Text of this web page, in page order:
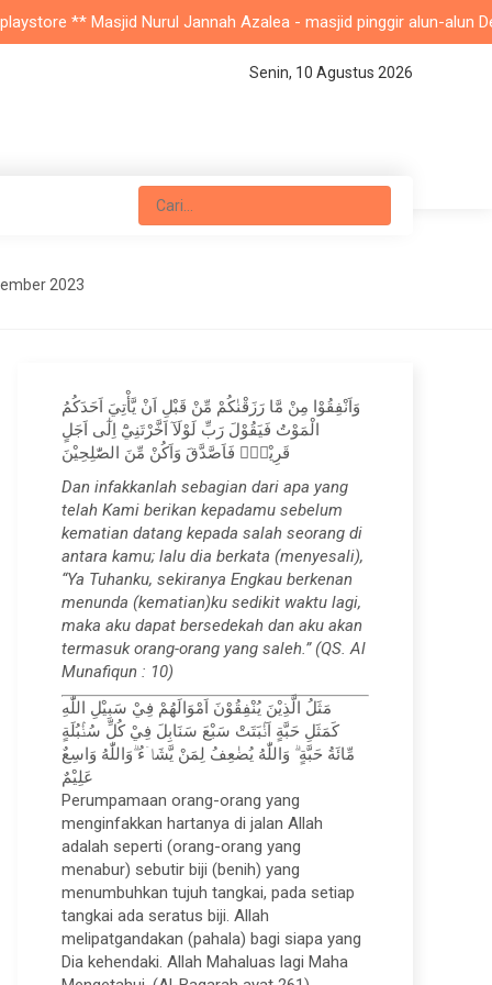
** Masjid Nurul Jannah Azalea - masjid pinggir alun-alun Depok
Senin, 10 Agustus 2026
2023
وَاَنْفِقُوْا مِنْ مَّا رَزَقْنٰكُمْ مِّنْ قَبْلِ اَنْ يَّأْتِيَ اَحَدَكُمُ
الْمَوْتُ فَيَقُوْلَ رَبِّ لَوْلَآ اَخَّرْتَنِيْٓ اِلٰٓى اَجَلٍ
قَرِيْبٍۚ فَاَصَّدَّقَ وَاَكُنْ مِّنَ الصّٰلِحِيْنَ
Dan infakkanlah sebagian dari apa yang
telah Kami berikan kepadamu sebelum
kematian datang kepada salah seorang di
antara kamu; lalu dia berkata (menyesali),
“Ya Tuhanku, sekiranya Engkau berkenan
menunda (kematian)ku sedikit waktu lagi,
maka aku dapat bersedekah dan aku akan
termasuk orang-orang yang saleh.” (QS. Al
Munafiqun : 10)
مَثَلُ الَّذِيْنَ يُنْفِقُوْنَ اَمْوَالَهُمْ فِيْ سَبِيْلِ اللّٰهِ
كَمَثَلِ حَبَّةٍ اَنْۢبَتَتْ سَبْعَ سَنَابِلَ فِيْ كُلِّ سُنْۢبُلَةٍ
مِّائَةُ حَبَّةٍ ۗ وَاللّٰهُ يُضٰعِفُ لِمَنْ يَّشَاۤءُ ۗوَاللّٰهُ وَاسِعٌ
عَلِيْمٌ
Perumpamaan orang-orang yang
menginfakkan hartanya di jalan Allah
adalah seperti (orang-orang yang
menabur) sebutir biji (benih) yang
menumbuhkan tujuh tangkai, pada setiap
tangkai ada seratus biji. Allah
melipatgandakan (pahala) bagi siapa yang
Dia kehendaki. Allah Mahaluas lagi Maha